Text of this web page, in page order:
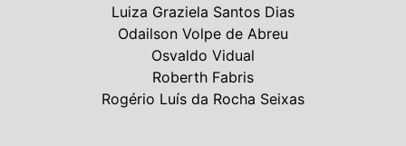
Luiza Graziela Santos Dias
Odailson Volpe de Abreu
Osvaldo Vidual
Roberth Fabris
Rogério Luís da Rocha Seixas